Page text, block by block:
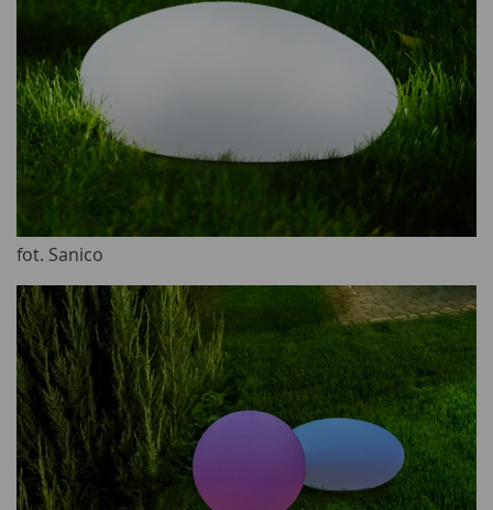
fot. Sanico